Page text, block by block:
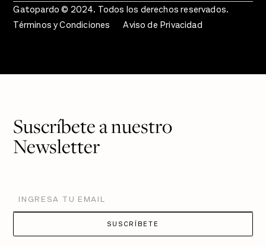
Gatopardo © 2024. Todos los derechos reservados.
Términos y Condiciones
Aviso de Privacidad
Suscríbete a nuestro
Newsletter